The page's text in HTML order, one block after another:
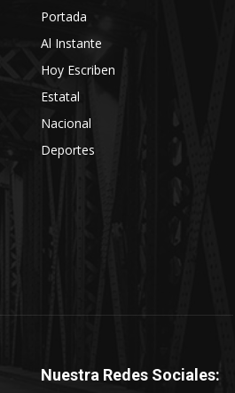
Portada
Al Instante
Hoy Escriben
Estatal
Nacional
Deportes
Nuestra Redes Sociales: